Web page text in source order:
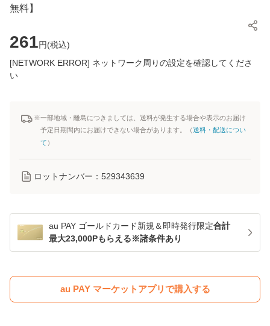
無料】
261円(税込)
[NETWORK ERROR] ネットワーク周りの設定を確認してくださ
い
※一部地域・離島につきましては、送料が発生する場合や表示のお届け
予定日期間内にお届けできない場合があります。（送料・配送につい
て ）
ロットナンバー： 529343639
au PAY ゴールドカード新規＆即時発行限定合計
最大23,000Pもらえる※諸条件あり
au PAY マーケットアプリで購入する